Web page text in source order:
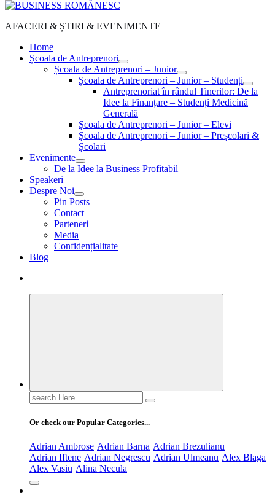
AFACERI & ȘTIRI & EVENIMENTE
Home
Școala de Antreprenori
Școala de Antreprenori – Junior
Școala de Antreprenori – Junior – Studenți
Antreprenoriat în rândul Tinerilor: De la
Idee la Finanțare – Studenți Medicină
Generală
Școala de Antreprenori – Junior – Elevi
Școala de Antreprenori – Junior – Preșcolari &
Școlari
Evenimente
De la Idee la Business Profitabil
Speakeri
Despre Noi
Pin Posts
Contact
Parteneri
Media
Confidențialitate
Blog
Search
for:
Or check our Popular Categories...
Adrian Ambrose Adrian Barna Adrian Brezulianu
Adrian Iftene Adrian Negrescu Adrian Ulmeanu Alex Blaga
Alex Vasiu Alina Necula